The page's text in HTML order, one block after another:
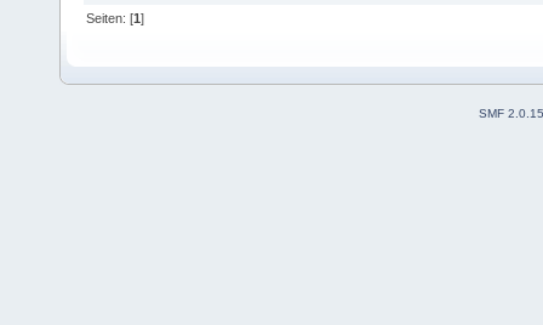
Seiten: [1]
SMF 2.0.15